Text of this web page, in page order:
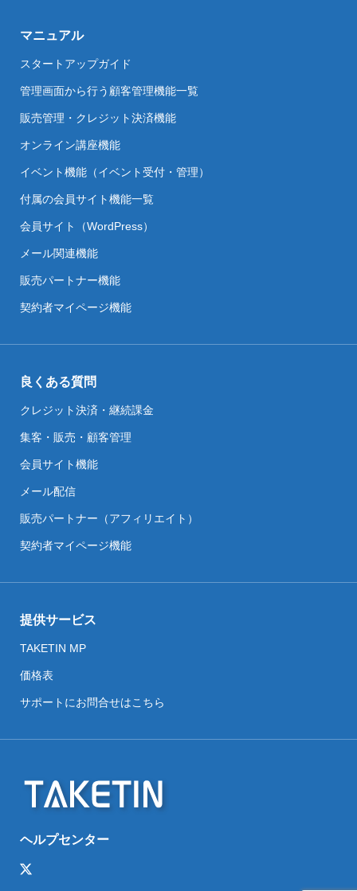
マニュアル
スタートアップガイド
管理画面から行う顧客管理機能一覧
販売管理・クレジット決済機能
オンライン講座機能
イベント機能（イベント受付・管理）
付属の会員サイト機能一覧
会員サイト（WordPress）
メール関連機能
販売パートナー機能
契約者マイページ機能
良くある質問
クレジット決済・継続課金
集客・販売・顧客管理
会員サイト機能
メール配信
販売パートナー（アフィリエイト）
契約者マイページ機能
提供サービス
TAKETIN MP
価格表
サポートにお問合せはこちら
ヘルプセンター